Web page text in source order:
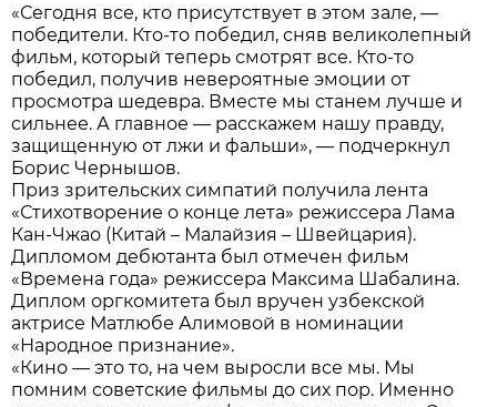
«Сегодня все, кто присутствует в этом зале, —
победители. Кто-то победил, сняв великолепный
фильм, который теперь смотрят все. Кто-то
победил, получив невероятные эмоции от
просмотра шедевра. Вместе мы станем лучше и
сильнее. А главное — расскажем нашу правду,
защищенную от лжи и фальши», — подчеркнул
Борис Чернышов.
Приз зрительских симпатий получила лента
«Стихотворение о конце лета» режиссера Лама
Кан-Чжао (Китай – Малайзия – Швейцария).
Дипломом дебютанта был отмечен фильм
«Времена года» режиссера Максима Шабалина.
Диплом оргкомитета был вручен узбекской
актрисе Матлюбе Алимовой в номинации
«Народное признание».
«Кино — это то, на чем выросли все мы. Мы
помним советские фильмы до сих пор. Именно